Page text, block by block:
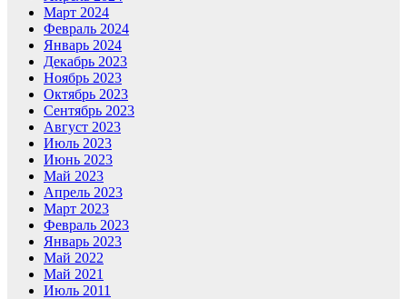
Март 2024
Февраль 2024
Январь 2024
Декабрь 2023
Ноябрь 2023
Октябрь 2023
Сентябрь 2023
Август 2023
Июль 2023
Июнь 2023
Май 2023
Апрель 2023
Март 2023
Февраль 2023
Январь 2023
Май 2022
Май 2021
Июль 2011